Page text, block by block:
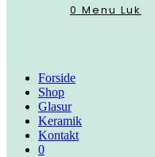
0 Menu Luk
Forside
Shop
Glasur
Keramik
Kontakt
0